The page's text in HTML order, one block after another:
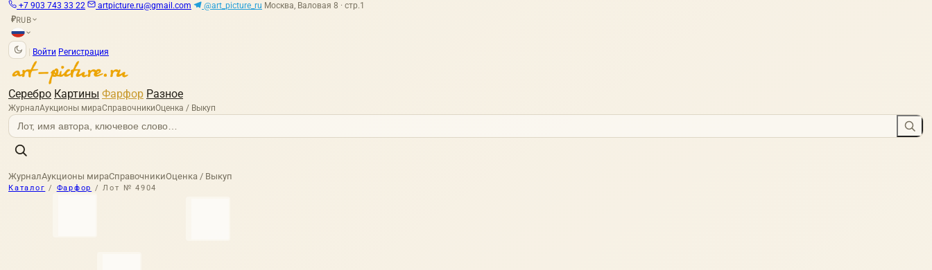
+7 903 743 33 22 artpicture.ru@gmail.com @art_picture_ru Москва, Валовая 8 · стр.1
₽RUB
Войти Регистрация
Серебро Картины Фарфор Разное
ЖурналАукционы мираСправочникиОценка / Выкуп
ЖурналАукционы мираСправочникиОценка / Выкуп
Каталог / Фарфор / Лот № 4904